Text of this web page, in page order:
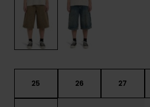
25 26 27